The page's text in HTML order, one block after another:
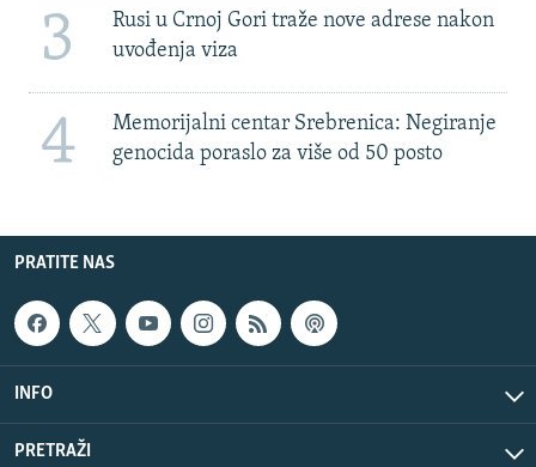
3
Rusi u Crnoj Gori traže nove adrese nakon
uvođenja viza
4
Memorijalni centar Srebrenica: Negiranje
genocida poraslo za više od 50 posto
PRATITE NAS
INFO
PRETRAŽI